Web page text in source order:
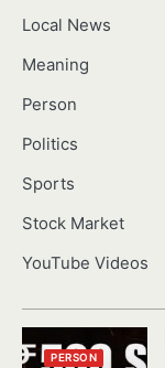
Local News
Meaning
Person
Politics
Sports
Stock Market
YouTube Videos
PERSON